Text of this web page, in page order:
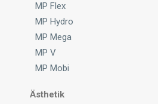
MP Flex
MP Hydro
MP Mega
MP V
MP Mobi
Ästhetik